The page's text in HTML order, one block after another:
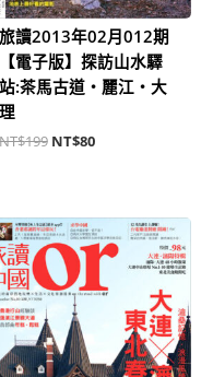
旅讀2013年02月012期
【電子版】探訪山水驛
站:茶馬古道‧麗江‧大
理
199 NT$80
原
始
價
格：
NT$199。
目
前
價
格：
NT$80。